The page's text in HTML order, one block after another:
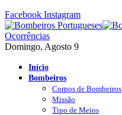
Facebook Instagram
Ocorrências
Domingo, Agosto 9
Início
Bombeiros
Corpos de Bombeiros
Missão
Tipo de Meios